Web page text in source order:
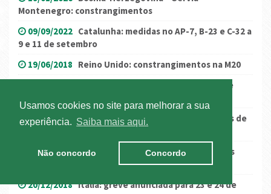
Usamos cookies no site para melhorar a sua
experiência.
Saiba mais aqui.
Não concordo Concordo
Montenegro: constrangimentos
09/09/2022 Catalunha: medidas no AP-7, B-23 e C-32 a
9 e 11 de setembro
19/06/2018 Reino Unido: constrangimentos na M20
Catalunha: medidas na AP-7 a 4 e 6 de
02/10/2023
GNR fiscaliza a partir de hoje veículos de
13/09/2024 Alemanha: Controlos fronteiriços nas
20/12/2018 Itália: greve anunciada para 23 e 24 de